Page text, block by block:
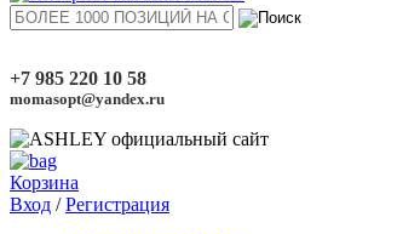
+7 985 220 10 58
momasopt@yandex.ru
Корзина
Вход /Регистрация